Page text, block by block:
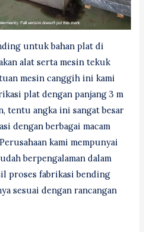
untuk bahan plat di
alat serta mesin tekuk
mesin canggih ini kami
plat dengan panjang 3 m
tentu angka ini sangat besar
dengan berbagai macam
kami mempunyai
berpengalaman dalam
proses fabrikasi bending
sesuai dengan rancangan